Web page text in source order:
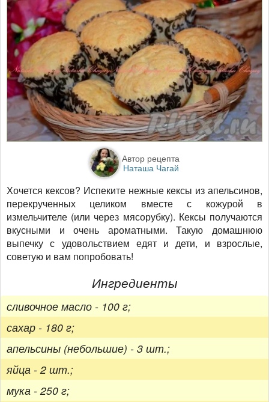
Автор рецепта
Наташа Чагай
Хочется кексов? Испеките нежные кексы из апельсинов,
перекрученных целиком вместе с кожурой в
измельчителе (или через мясорубку). Кексы получаются
вкусными и очень ароматными. Такую домашнюю
выпечку с удовольствием едят и дети, и взрослые,
советую и вам попробовать!
Ингредиенты
сливочное масло - 100 г;
сахар - 180 г;
апельсины (небольшие) - 3 шт.;
яйца - 2 шт.;
мука - 250 г;